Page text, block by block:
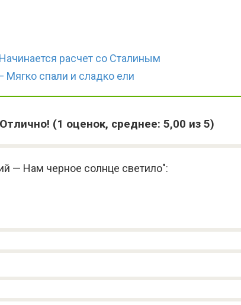
расчет со Сталиным
Мягко спали и сладко ели
(1 оценок, среднее: 5,00 из 5)
— Нам черное солнце светило":